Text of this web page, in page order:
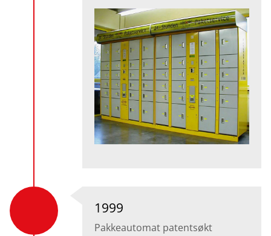
1999
Pakkeautomat patentsøkt